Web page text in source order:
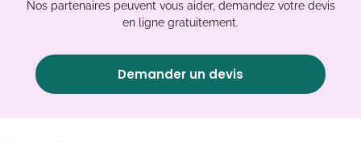
Nos partenaires peuvent vous aider, demandez votre devis
en ligne gratuitement.
Demander un devis